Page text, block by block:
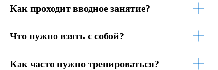
Как проходит вводное занятие?
Что нужно взять с собой?
Как часто нужно тренироваться?